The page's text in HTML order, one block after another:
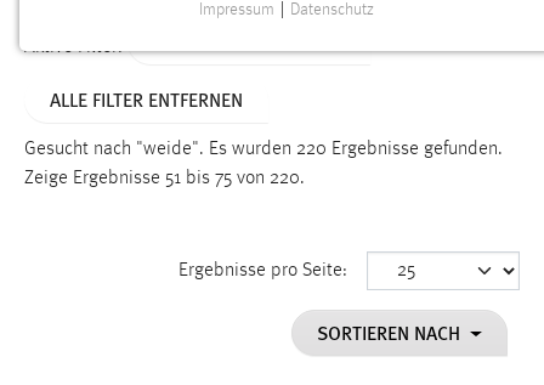
Aktive Filter:
ALLE FILTER ENTFERNEN
Gesucht nach "weide". Es wurden 220 Ergebnisse gefunden.
Zeige Ergebnisse 51 bis 75 von 220.
Ergebnisse pro Seite:
SORTIEREN NACH
Funktionen und sind für die einwandfreie Funktion der
Einverständnis
cookie_consent
Dieser Cookie speichert die ausgewählten Einverständnis-
Impressum Datenschutz